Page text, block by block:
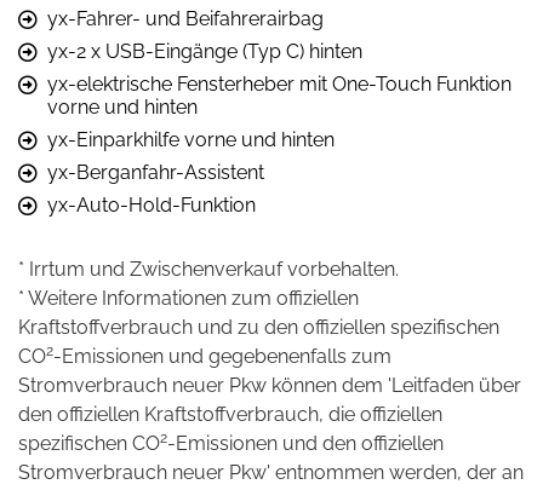
yx-Fahrer- und Beifahrerairbag
yx-2 x USB-Eingänge (Typ C) hinten
yx-elektrische Fensterheber mit One-Touch Funktion
vorne und hinten
yx-Einparkhilfe vorne und hinten
yx-Berganfahr-Assistent
yx-Auto-Hold-Funktion
* Irrtum und Zwischenverkauf vorbehalten.
* Weitere Informationen zum offiziellen
Kraftstoffverbrauch und zu den offiziellen spezifischen
CO2-Emissionen und gegebenenfalls zum
Stromverbrauch neuer Pkw können dem 'Leitfaden über
den offiziellen Kraftstoffverbrauch, die offiziellen
spezifischen CO2-Emissionen und den offiziellen
Stromverbrauch neuer Pkw' entnommen werden, der an